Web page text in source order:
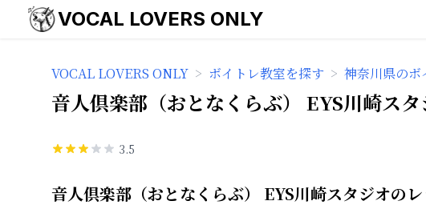
VOCAL LOVERS ONLY
VOCAL LOVERS ONLY > ボイトレ教室を探す > 神奈川県のボ
音人倶楽部（おとなくらぶ） EYS川崎スタ
3.5
音人倶楽部（おとなくらぶ） EYS川崎スタジオの